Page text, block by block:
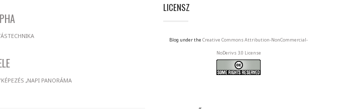
,NAPI PANORÁMA
LICENSZ
Blog under the Creative Commons Attribution-NonCommercial-
NoDerivs 3.0 License